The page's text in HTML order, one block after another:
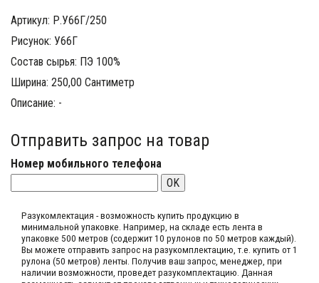
Артикул: Р.У66Г/250
Рисунок: У66Г
Состав сырья: ПЭ 100%
Ширина: 250,00 Сантиметр
Описание: -
Отправить запрос на товар
Номер мобильного телефона
OK
Разукомлектация - возможность купить продукцию в
минимальной упаковке. Например, на складе​ есть лента в
упаковке 500 метров (содержит 10 рулонов по 50 метров каждый).​
Вы можете отправить запрос на разукомплектацию, т.е. купить от 1
рулона (50 метров) ленты. Получив ваш запрос,​ менеджер, при
наличии возможности, проведет разукомплектацию. Данная